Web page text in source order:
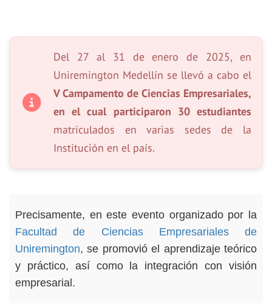
Del 27 al 31 de enero de 2025, en
Uniremington Medellín se llevó a cabo el
V Campamento de Ciencias Empresariales,
en el cual participaron 30 estudiantes
matriculados en varias sedes de la
Institución en el país.
Precisamente, en este evento organizado por la
Facultad de Ciencias Empresariales de
Uniremington, se promovió el aprendizaje teórico
y práctico, así como la integración con visión
empresarial.